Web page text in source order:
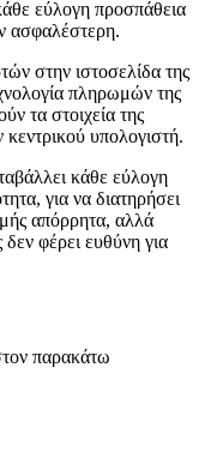
εύλογη προσπάθεια
ασφαλέστερη.
στην ιστοσελίδα της
πληρωμών της
τα στοιχεία της
υπολογιστή.
κάθε εύλογη
για να διατηρήσει
απόρρητα, αλλά
φέρει ευθύνη για
παρακάτω